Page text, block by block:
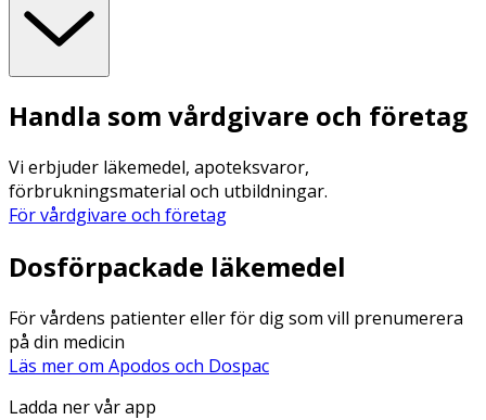
Handla som vårdgivare och företag
Vi erbjuder läkemedel, apoteksvaror,
förbrukningsmaterial och utbildningar.
För vårdgivare och företag
Dosförpackade läkemedel
För vårdens patienter eller för dig som vill prenumerera
på din medicin
Läs mer om Apodos och Dospac
Ladda ner vår app